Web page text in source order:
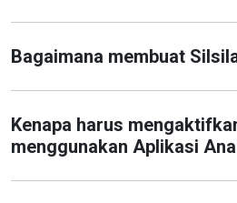
Bagaimana membuat
Kenapa harus
menggunakan Aplikasi